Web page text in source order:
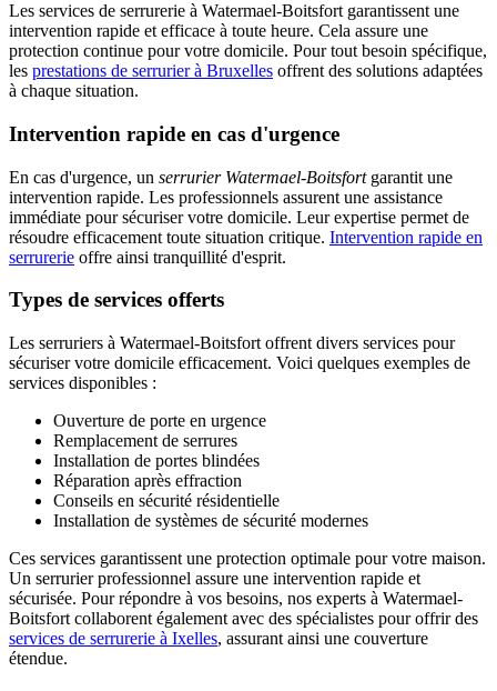
Les services de serrurerie à Watermael-Boitsfort garantissent une
intervention rapide et efficace à toute heure. Cela assure une
protection continue pour votre domicile. Pour tout besoin spécifique,
les prestations de serrurier à Bruxelles offrent des solutions adaptées
à chaque situation.
Intervention rapide en cas d'urgence
En cas d'urgence, un serrurier Watermael-Boitsfortgarantit une
intervention rapide. Les professionnels assurent une assistance
immédiate pour sécuriser votre domicile. Leur expertise permet de
résoudre efficacement toute situation critique. Intervention rapide en
serrurerie offre ainsi tranquillité d'esprit.
Types de services offerts
Les serruriers à Watermael-Boitsfort offrent divers services pour
sécuriser votre domicile efficacement. Voici quelques exemples de
services disponibles :
Ouverture de porte en urgence
Remplacement de serrures
Installation de portes blindées
Réparation après effraction
Conseils en sécurité résidentielle
Installation de systèmes de sécurité modernes
Ces services garantissent une protection optimale pour votre maison.
Un serrurier professionnel assure une intervention rapide et
sécurisée. Pour répondre à vos besoins, nos experts à Watermael-
Boitsfort collaborent également avec des spécialistes pour offrir des
services de serrurerie à Ixelles, assurant ainsi une couverture
étendue.